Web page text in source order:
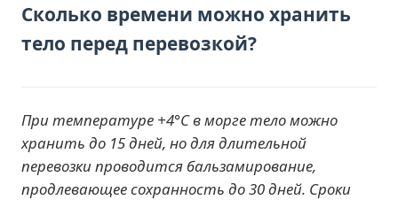
Сколько времени можно хранить
тело перед перевозкой?
При температуре +4°C в морге тело можно
хранить до 15 дней, но для длительной
перевозки проводится бальзамирование,
продлевающее сохранность до 30 дней. Сроки